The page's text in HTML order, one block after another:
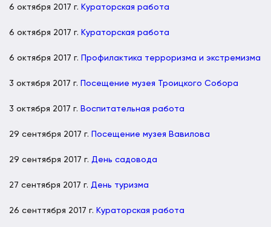
6 октября 2017 г. Кураторская работа
6 октября 2017 г. Кураторская работа
6 октября 2017 г. Профилактика терроризма и экстремизма
3 октября 2017 г. Посещение музея Троицкого Собора
3 октября 2017 г. Воспитательная работа
29 сентября 2017 г. Посещение музея Вавилова
29 сентября 2017 г. День садовода
27 сентября 2017 г. День туризма
26 сенттября 2017 г. Кураторская работа